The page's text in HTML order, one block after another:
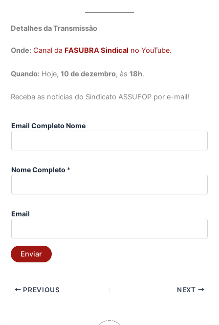
Detalhes da Transmissão
Onde: Canal da FASUBRA Sindical no YouTube.
Quando: Hoje,10 de dezembro, às18h.
Receba as noticias do Sindicato ASSUFOP por e-mail!
Email Completo Nome
Nome Completo *
Email
Enviar
PREVIOUS NEXT